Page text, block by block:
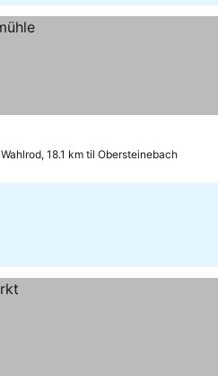
Wahlrod, 18.1 km til Obersteinebach